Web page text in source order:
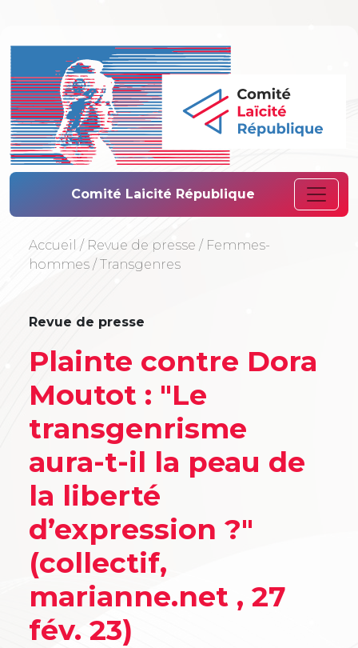
Comité Laïcité
Comité Laicité République
Accueil / Revue de presse / Femmes-
hommes / Transgenres
Revue de presse
Plainte contre Dora
Moutot : "Le
transgenrisme
aura-t-il la peau de
la liberté
d’expression ?"
(collectif,
marianne.net , 27
fév. 23)